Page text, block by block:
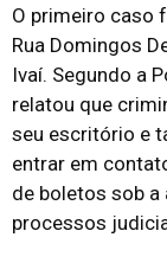
O primeiro caso
Rua Domingos
Ivaí. Segundo a
relatou que
seu escritório e
entrar em
de boletos sob
processos